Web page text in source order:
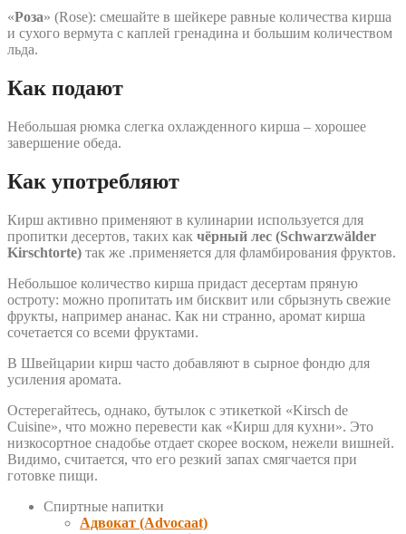
«Роза» (Rose): смешайте в шейкере равные количества кирша
и сухого вермута с каплей гренадина и большим количеством
льда.
Как подают
Небольшая рюмка слегка охлажденного кирша – хорошее
завершение обеда.
Как употребляют
Кирш активно применяют в кулинарии используется для
пропитки десертов, таких как чёрный лес (Schwarzwälder
Kirschtorte) так же .применяется для фламбирования фруктов.
Небольшое количество кирша придаст десертам пряную
остроту: можно пропитать им бисквит или сбрызнуть свежие
фрукты, например ананас. Как ни странно, аромат кирша
сочетается со всеми фруктами.
В Швейцарии кирш часто добавляют в сырное фондю для
усиления аромата.
Остерегайтесь, однако, бутылок с этикеткой «Kirsch de
Cuisine», что можно перевести как «Кирш для кухни». Это
низкосортное снадобье отдает скорее воском, нежели вишней.
Видимо, считается, что его резкий запах смягчается при
готовке пищи.
Спиртные напитки
Адвокат (Advocaat)